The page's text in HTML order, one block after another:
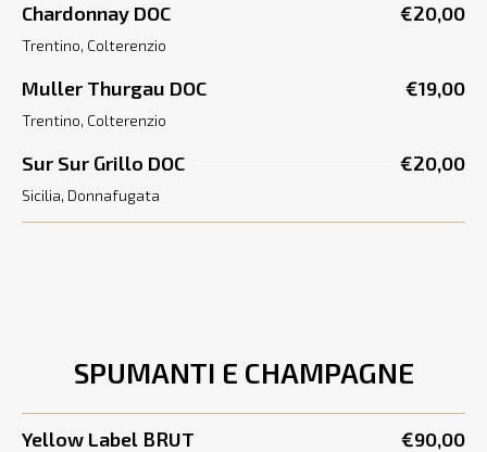
Chardonnay DOC €20,00
Trentino, Colterenzio
Muller Thurgau DOC €19,00
Trentino, Colterenzio
Sur Sur Grillo DOC €20,00
Sicilia, Donnafugata
SPUMANTI E CHAMPAGNE
Yellow Label BRUT €90,00